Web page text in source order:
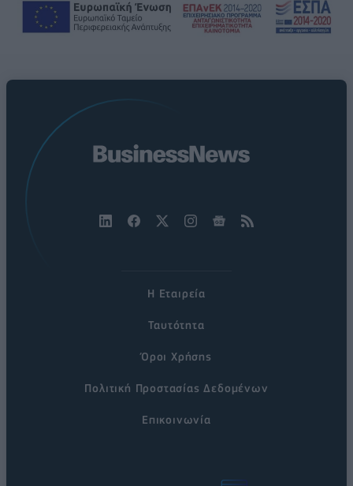
Η Εταιρεία
Ταυτότητα
Όροι Χρήσης
Πολιτική Προστασίας Δεδομένων
Επικοινωνία